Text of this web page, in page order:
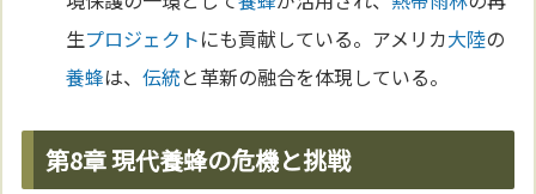
生プロジェクトにも貢献している。アメリカ大陸の
養蜂は、伝統と革新の融合を体現している。
第8章 現代養蜂の危機と挑戦